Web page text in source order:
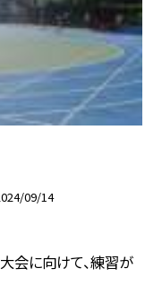
09/14
会に向けて、練習が